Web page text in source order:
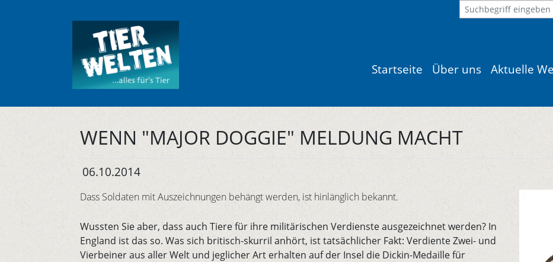
Startseite Über uns Aktuelle
WENN "MAJOR DOGGIE" MELDUNG MACHT
06.10.2014
Dass Soldaten mit Auszeichnungen behängt werden, ist hinlänglich bekannt.
Wussten Sie aber, dass auch Tiere für ihre militärischen Verdienste ausgezeichnet werden? In
England ist das so. Was sich britisch-skurril anhört, ist tatsächlicher Fakt: Verdiente Zwei- und
Vierbeiner aus aller Welt und jeglicher Art erhalten auf der Insel die Dickin-Medaille für